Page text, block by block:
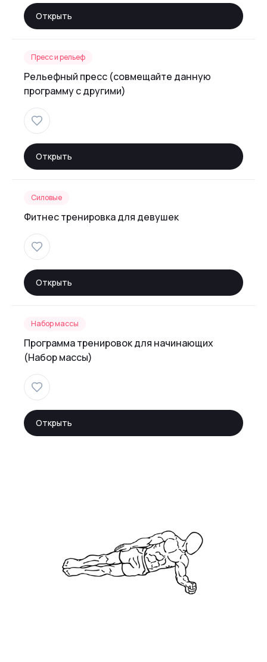
Открыть
Пресс и рельеф
Рельефный пресс (совмещайте данную
программу с другими)
Открыть
Силовые
Фитнес тренировка для девушек
Открыть
Набор массы
Программа тренировок для начинающих
(Набор массы)
Открыть